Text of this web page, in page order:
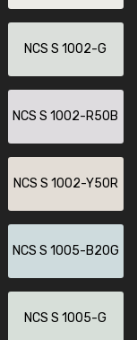
NCS S 1002-G
NCS S 1002-R50B
NCS S 1002-Y50R
NCS S 1005-B20G
NCS S 1005-G